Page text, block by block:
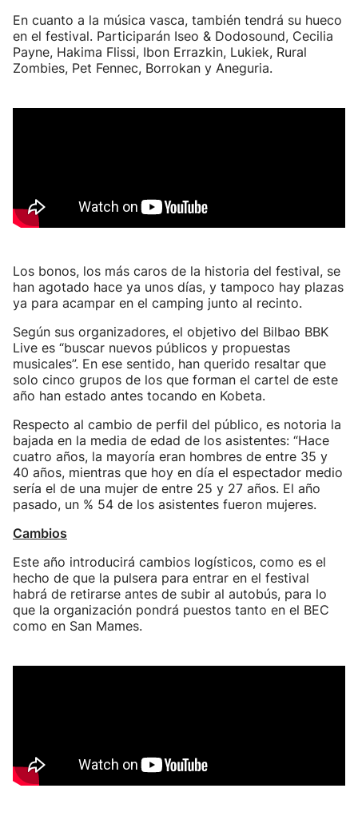
En cuanto a la música vasca, también tendrá su hueco
en el festival. Participarán Iseo & Dodosound, Cecilia
Payne, Hakima Flissi, Ibon Errazkin, Lukiek, Rural
Zombies, Pet Fennec, Borrokan y Aneguria.
Los bonos, los más caros de la historia del festival, se
han agotado hace ya unos días, y tampoco hay plazas
ya para acampar en el camping junto al recinto.
Según sus organizadores, el objetivo del Bilbao BBK
Live es “buscar nuevos públicos y propuestas
musicales”. En ese sentido, han querido resaltar que
solo cinco grupos de los que forman el cartel de este
año han estado antes tocando en Kobeta.
Respecto al cambio de perfil del público, es notoria la
bajada en la media de edad de los asistentes: “Hace
cuatro años, la mayoría eran hombres de entre 35 y
40 años, mientras que hoy en día el espectador medio
sería el de una mujer de entre 25 y 27 años. El año
pasado, un % 54 de los asistentes fueron mujeres.
Cambios
Este año introducirá cambios logísticos, como es el
hecho de que la pulsera para entrar en el festival
habrá de retirarse antes de subir al autobús, para lo
que la organización pondrá puestos tanto en el BEC
como en San Mames.